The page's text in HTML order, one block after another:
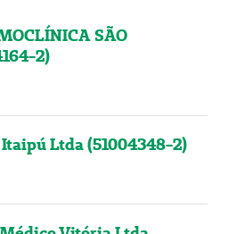
SÃO
2)
Ltda (51004348-2)